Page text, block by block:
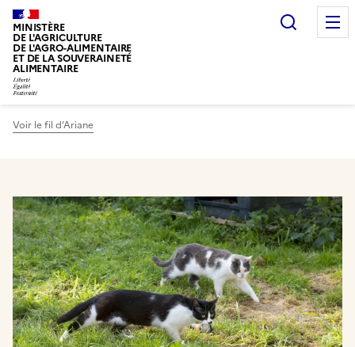
MINISTÈRE
DE L'AGRICULTURE
DE L'AGRO-ALIMENTAIRE
ET DE LA SOUVERAINETÉ
ALIMENTAIRE
Voir le fil d’Ariane